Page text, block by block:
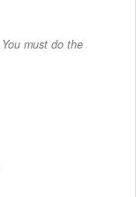
You must do the